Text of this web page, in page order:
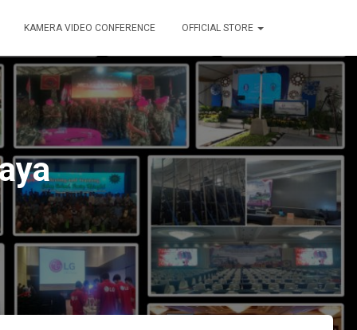
KAMERA VIDEO CONFERENCE OFFICIAL STORE